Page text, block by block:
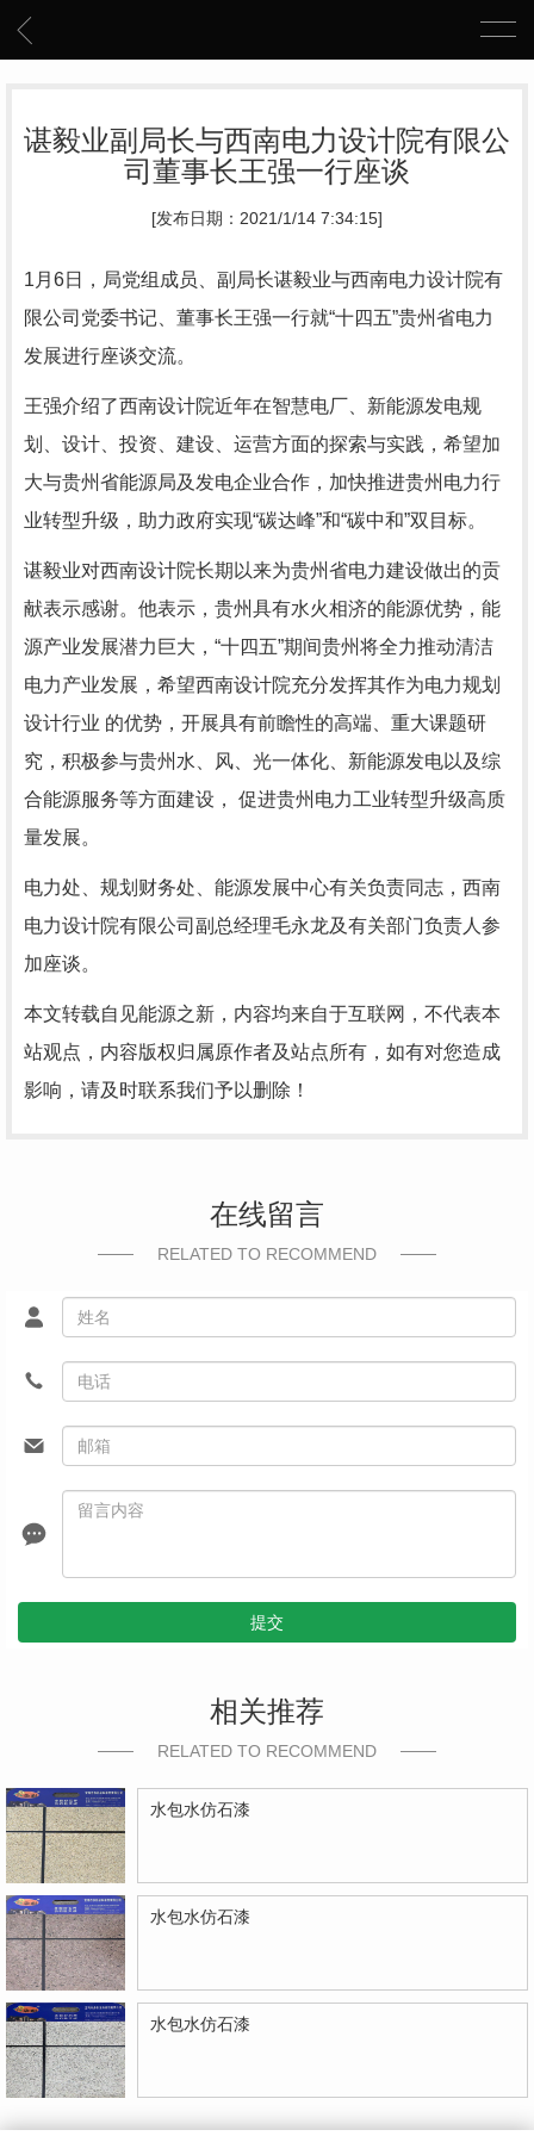
谌毅业副局长与西南电力设计院有限公
司董事长王强一行座谈
[发布日期：2021/1/14 7:34:15]
1月6日，局党组成员、副局长谌毅业与西南电力设计院有
限公司党委书记、董事长王强一行就“十四五”贵州省电力
发展进行座谈交流。
王强介绍了西南设计院近年在智慧电厂、新能源发电规
划、设计、投资、建设、运营方面的探索与实践，希望加
大与贵州省能源局及发电企业合作，加快推进贵州电力行
业转型升级，助力政府实现“碳达峰”和“碳中和”双目标。
谌毅业对西南设计院长期以来为贵州省电力建设做出的贡
献表示感谢。他表示，贵州具有水火相济的能源优势，能
源产业发展潜力巨大， “十四五”期间贵州将全力推动清洁
电力产业发展，希望西南设计院充分发挥其作为电力规划
设计行业 的优势，开展具有前瞻性的高端、重大课题研
究，积极参与贵州水、风、光一体化、新能源发电以及综
合能源服务等方面建设， 促进贵州 电力工业转型升级高质
量发展。
电力处、规划财务处、能源发展中心有关负责同志 ，西南
电力设计院有限公司副总经理毛永龙及有关部门负责人参
加座谈。
本文转载自见能源之新，内容均来自于互联网，不代表本
站观点，内容版权归属原作者及站点所有，如有对您造成
影响，请及时联系我们予以删除！
在线留言
RELATED TO RECOMMEND
提交
相关推荐
RELATED TO RECOMMEND
水包水仿石漆
水包水仿石漆
水包水仿石漆